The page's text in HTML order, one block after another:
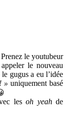
le youtubeur
le nouveau
gugus a eu l’idée
» uniquement basé
lesoh yeahde